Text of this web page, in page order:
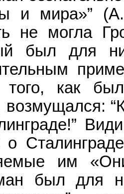
и мира»”
не могла
был для
того, как
возмущался:
о
им
был для